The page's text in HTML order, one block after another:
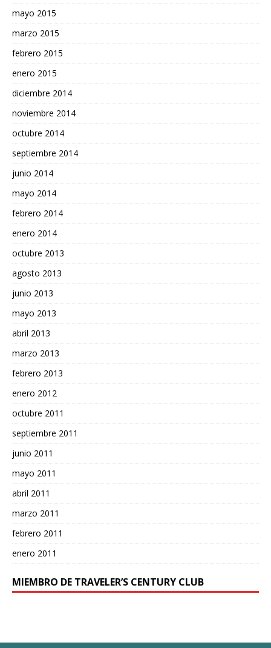
mayo 2015
marzo 2015
febrero 2015
enero 2015
diciembre 2014
noviembre 2014
octubre 2014
septiembre 2014
junio 2014
mayo 2014
febrero 2014
enero 2014
octubre 2013
agosto 2013
junio 2013
mayo 2013
abril 2013
marzo 2013
febrero 2013
enero 2012
octubre 2011
septiembre 2011
junio 2011
mayo 2011
abril 2011
marzo 2011
febrero 2011
enero 2011
MIEMBRO DE TRAVELER’S CENTURY CLUB